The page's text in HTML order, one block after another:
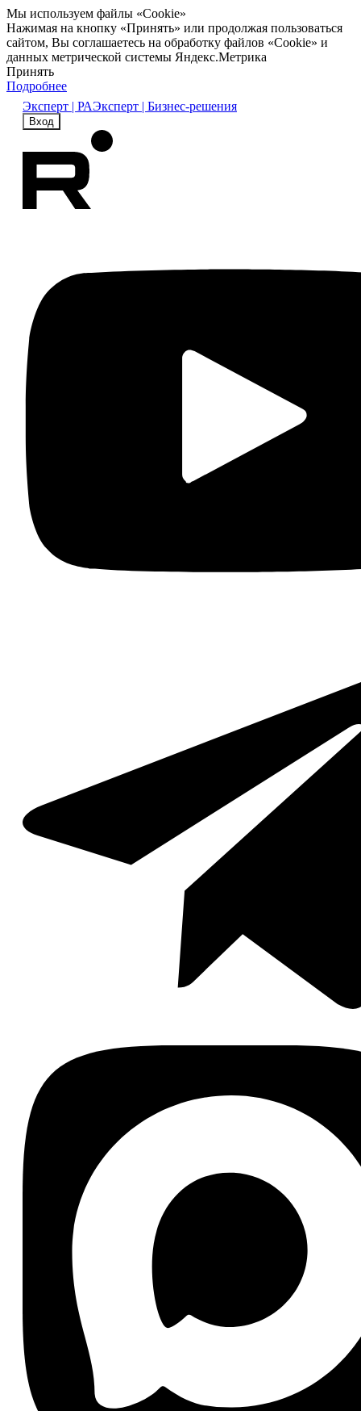
Мы используем файлы «Cookie»
Нажимая на кнопку «Принять» или продолжая пользоваться
сайтом, Вы соглашаетесь на обработку файлов «Cookie» и
данных метрической системы Яндекс.Метрика
Принять
Подробнее
Эксперт | РАЭксперт | Бизнес-решения
Вход